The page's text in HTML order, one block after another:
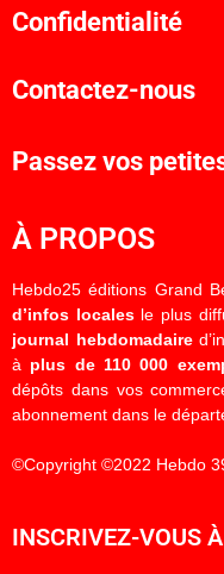
Confidentialité
Contactez-nous
Passez vos
À PROPOS
Hebdo25 éditions Grand
d’infos localesle plus
journal hebdomadaire
à plus de 110 000
dépôts dans vos
abonnement dans le
©Copyright ©2022 Hebdo
INSCRIVEZ-VOUS